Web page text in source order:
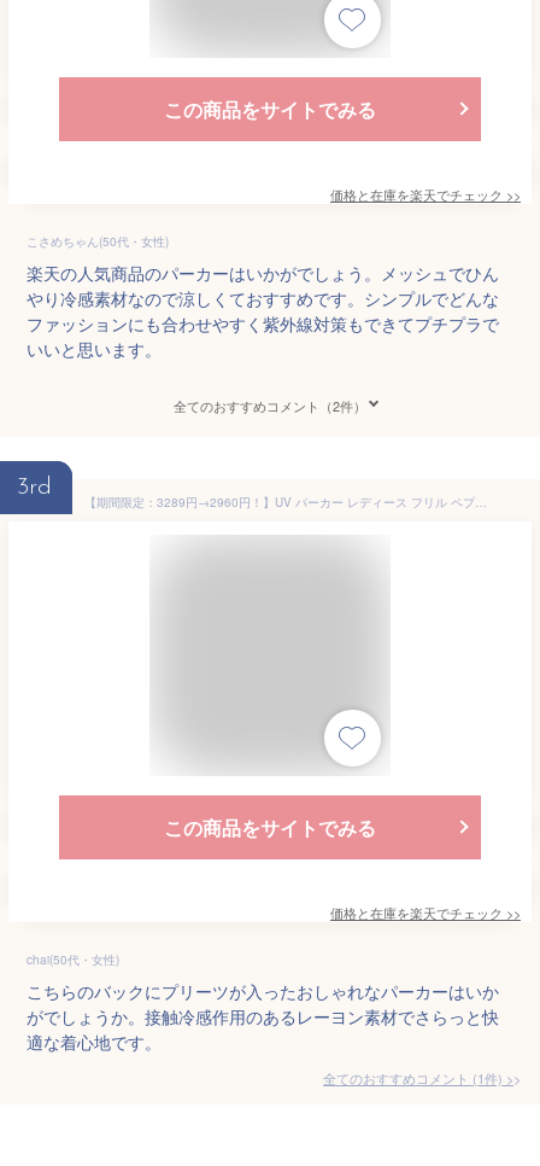
この商品をサイトでみる
価格と在庫を楽天でチェック >>
こさめちゃん(50代・女性)
楽天の人気商品のパーカーはいかがでしょう。メッシュでひん
やり冷感素材なので涼しくておすすめです。シンプルでどんな
ファッションにも合わせやすく紫外線対策もできてプチプラで
いいと思います。
全てのおすすめコメント（2件）
3rd
【期間限定：3289円→2960円！】UV パーカー レディース フリル ペプラム おしゃれ つば 冷感 夏 遮光 接触冷感 絶対に焼けたくない 後プリーツ UVパーカー ツバ付き 指先まで グローブ 薄手 大きいサイズ 体型カバー 2026夏 belluna ベルーナ M L LL 3L 4L 5L 26su
この商品をサイトでみる
価格と在庫を楽天でチェック >>
chai(50代・女性)
こちらのバックにプリーツが入ったおしゃれなパーカーはいか
がでしょうか。接触冷感作用のあるレーヨン素材でさらっと快
適な着心地です。
全てのおすすめコメント (1件) >